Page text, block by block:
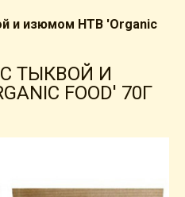
и изюмом НТВ 'Organic
ТЫКВОЙ И
FOOD' 70Г